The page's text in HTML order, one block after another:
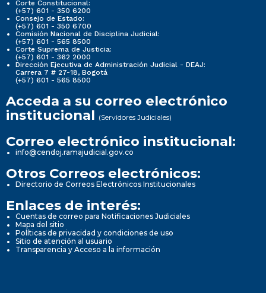
Corte Constitucional:
(+57) 601 - 350 6200
Consejo de Estado:
(+57) 601 - 350 6700
Comisión Nacional de Disciplina Judicial:
(+57) 601 - 565 8500
Corte Suprema de Justicia:
(+57) 601 - 362 2000
Dirección Ejecutiva de Administración Judicial - DEAJ:
Carrera 7 # 27-18, Bogotá
(+57) 601 - 565 8500
Acceda a su correo electrónico
institucional (Servidores Judiciales)
Correo electrónico institucional:
info@cendoj.ramajudicial.gov.co
Otros Correos electrónicos:
Directorio de Correos Electrónicos Institucionales
Enlaces de interés:
Cuentas de correo para Notificaciones Judiciales
Mapa del sitio
Políticas de privacidad y condiciones de uso
Sitio de atención al usuario
Transparencia y Acceso a la información